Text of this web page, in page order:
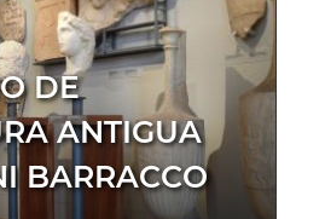
DE
ANTIGUA
BARRACCO